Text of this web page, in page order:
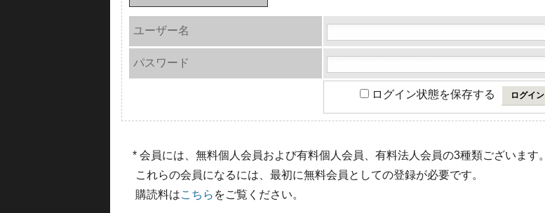
ユーザー名
パスワード
ログイン状態を保存する
* 会員には、無料個人会員および有料個人会員、有料法人会員の3種類ございます。
これらの会員になるには、最初に無料会員としての登録が必要です。
購読料はこちら をご覧ください。